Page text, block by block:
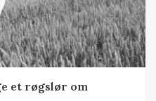
et røgslør om